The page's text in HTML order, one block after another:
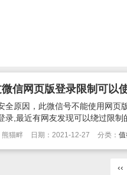
信网页版登录限制可以
全原因，此微信号不能使用网页
录,最近有网友发现可以绕过限制
熊猫畔 日期：2021-12-27 分类：
‹‹